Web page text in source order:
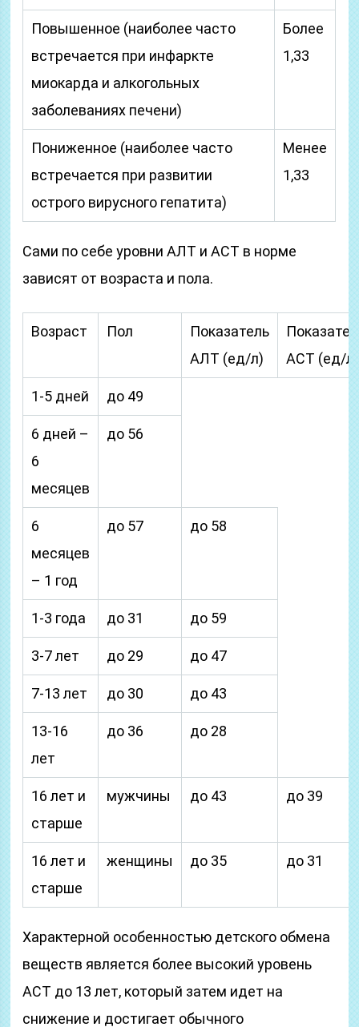
Повышенное (наиболее часто
встречается при инфаркте
миокарда и алкогольных
заболеваниях печени)
Более
1,33
Пониженное (наиболее часто
встречается при развитии
острого вирусного гепатита)
Менее
1,33
Сами по себе уровни АЛТ и АСТ в норме
зависят от возраста и пола.
Возраст Пол
Показатель
АЛТ (ед/л)
АСТ (ед/л)
1-5 дней до 49
6 дней –
6
месяцев
до 56
6
месяцев
– 1 год
до 57 до 58
1-3 года до 31 до 59
3-7 лет до 29 до 47
7-13 лет до 30 до 43
13-16
лет
до 36 до 28
16 лет и
старше
мужчины до 43 до 39
16 лет и
старше
женщины до 35 до 31
Характерной особенностью детского обмена
веществ является более высокий уровень
АСТ до 13 лет, который затем идет на
снижение и достигает обычного